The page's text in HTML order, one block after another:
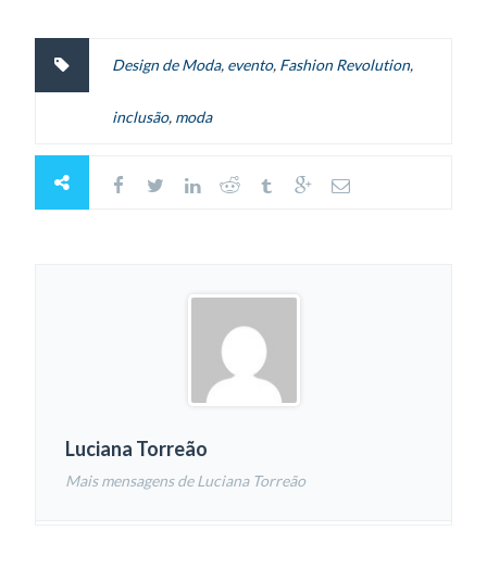
Design de Moda, evento, Fashion Revolution,
inclusão, moda
Luciana Torreão
Mais mensagens de Luciana Torreão